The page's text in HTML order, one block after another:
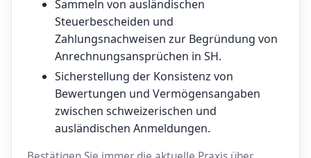
Sammeln von ausländischen
Steuerbescheiden und
Zahlungsnachweisen zur Begründung von
Anrechnungsansprüchen in SH.
Sicherstellung der Konsistenz von
Bewertungen und Vermögensangaben
zwischen schweizerischen und
ausländischen Anmeldungen.